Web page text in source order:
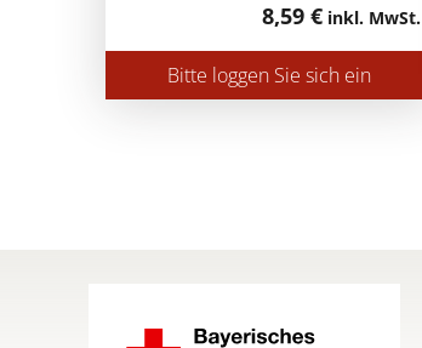
8,59 € inkl. MwSt.
Bitte loggen Sie sich ein